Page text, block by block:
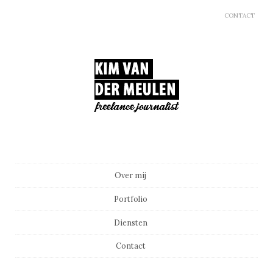
CONTACT
Over mij
Portfolio
Diensten
Contact